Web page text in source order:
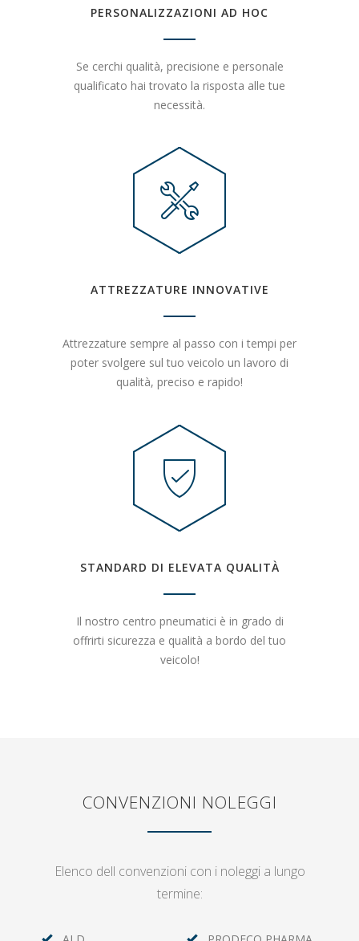
PERSONALIZZAZIONI AD HOC
Se cerchi qualità, precisione e personale
qualificato hai trovato la risposta alle tue
necessità.
ATTREZZATURE INNOVATIVE
Attrezzature sempre al passo con i tempi per
poter svolgere sul tuo veicolo un lavoro di
qualità, preciso e rapido!
STANDARD DI ELEVATA QUALITÀ
Il nostro centro pneumatici è in grado di
offrirti sicurezza e qualità a bordo del tuo
veicolo!
CONVENZIONI NOLEGGI
Elenco dell convenzioni con i noleggi a lungo
termine: